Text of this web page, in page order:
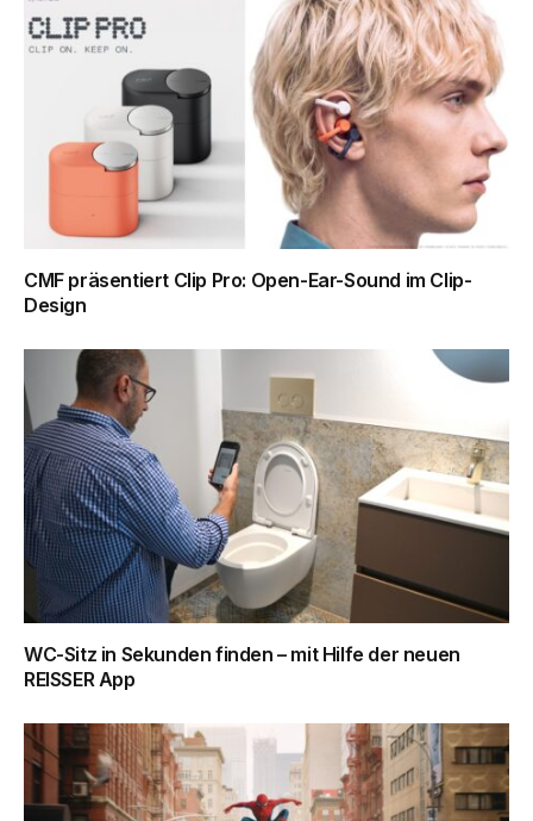
CMF präsentiert Clip Pro: Open-Ear-Sound im Clip-
Design
WC-Sitz in Sekunden finden – mit Hilfe der neuen
REISSER App